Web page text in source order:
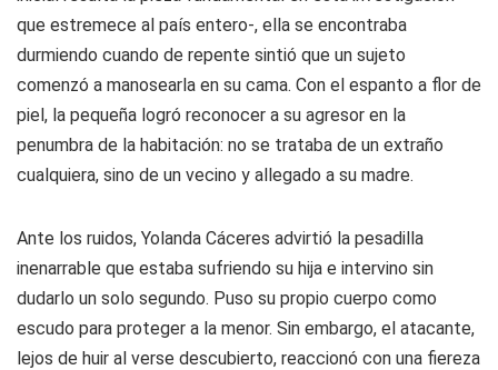
que estremece al país entero-, ella se encontraba
durmiendo cuando de repente sintió que un sujeto
comenzó a manosearla en su cama. Con el espanto a flor de
piel, la pequeña logró reconocer a su agresor en la
penumbra de la habitación: no se trataba de un extraño
cualquiera, sino de un vecino y allegado a su madre.
Ante los ruidos, Yolanda Cáceres advirtió la pesadilla
inenarrable que estaba sufriendo su hija e intervino sin
dudarlo un solo segundo. Puso su propio cuerpo como
escudo para proteger a la menor. Sin embargo, el atacante,
lejos de huir al verse descubierto, reaccionó con una fiereza